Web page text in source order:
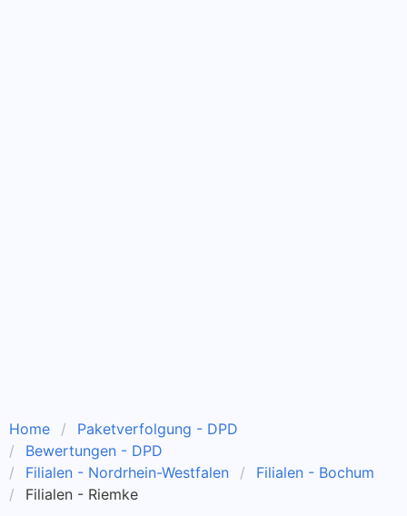
Home
Paketverfolgung - DPD
Bewertungen - DPD
Filialen - Nordrhein-Westfalen
Filialen - Bochum
Filialen - Riemke